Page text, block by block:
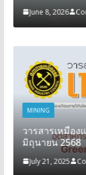
June 8, 2026
MINING
วารสารเหมือ
มิถุนายน 2568
July 21, 2025